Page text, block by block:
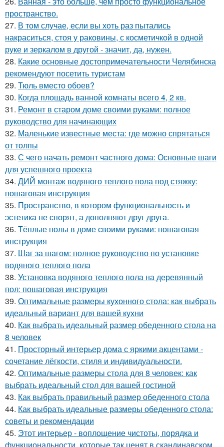
пространство.
27. В том случае, если вы хоть раз пытались
накраситься, стоя у раковины, с косметичкой в одной
руке и зеркалом в другой - значит, да, нужен.
28. Какие основные достопримечательности Челябинска
рекомендуют посетить туристам
29. Тюль вместо обоев?
30. Когда площадь ванной комнаты всего 4, 2 кв.
31. Ремонт в старом доме своими руками: полное
руководство для начинающих
32. Маленькие известные места: где можно спрятаться
от толпы
33. С чего начать ремонт частного дома: Основные шаги
для успешного проекта
34. ДИЙ монтаж водяного теплого пола под стяжку:
пошаговая инструкция
35. Пространство, в котором функциональность и
эстетика не спорят, а дополняют друг друга.
36. Тёплые полы в доме своими руками: пошаговая
инструкция
37. Шаг за шагом: полное руководство по установке
водяного теплого пола
38. Установка водяного теплого пола на деревянный
пол: пошаговая инструкция
39. Оптимальные размеры кухонного стола: как выбрать
идеальный вариант для вашей кухни
40. Как выбрать идеальный размер обеденного стола на
8 человек
41. Просторный интерьер дома с яркими акцентами -
сочетание лёгкости, стиля и индивидуальности.
42. Оптимальные размеры стола для 8 человек: как
выбрать идеальный стол для вашей гостиной
43. Как выбрать правильный размер обеденного стола
44. Как выбрать идеальные размеры обеденного стола:
советы и рекомендации
45. Этот интерьер - воплощение чистоты, порядка и
функциональности, которые так ценят в скандинавском